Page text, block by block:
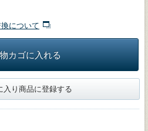
について
カゴに入れる
入り商品に登録する